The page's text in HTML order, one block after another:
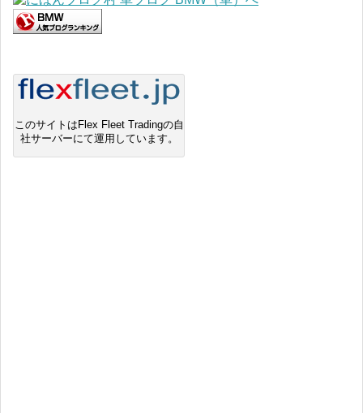
このサイトはFlex Fleet Tradingの自
社サーバーにて運用しています。